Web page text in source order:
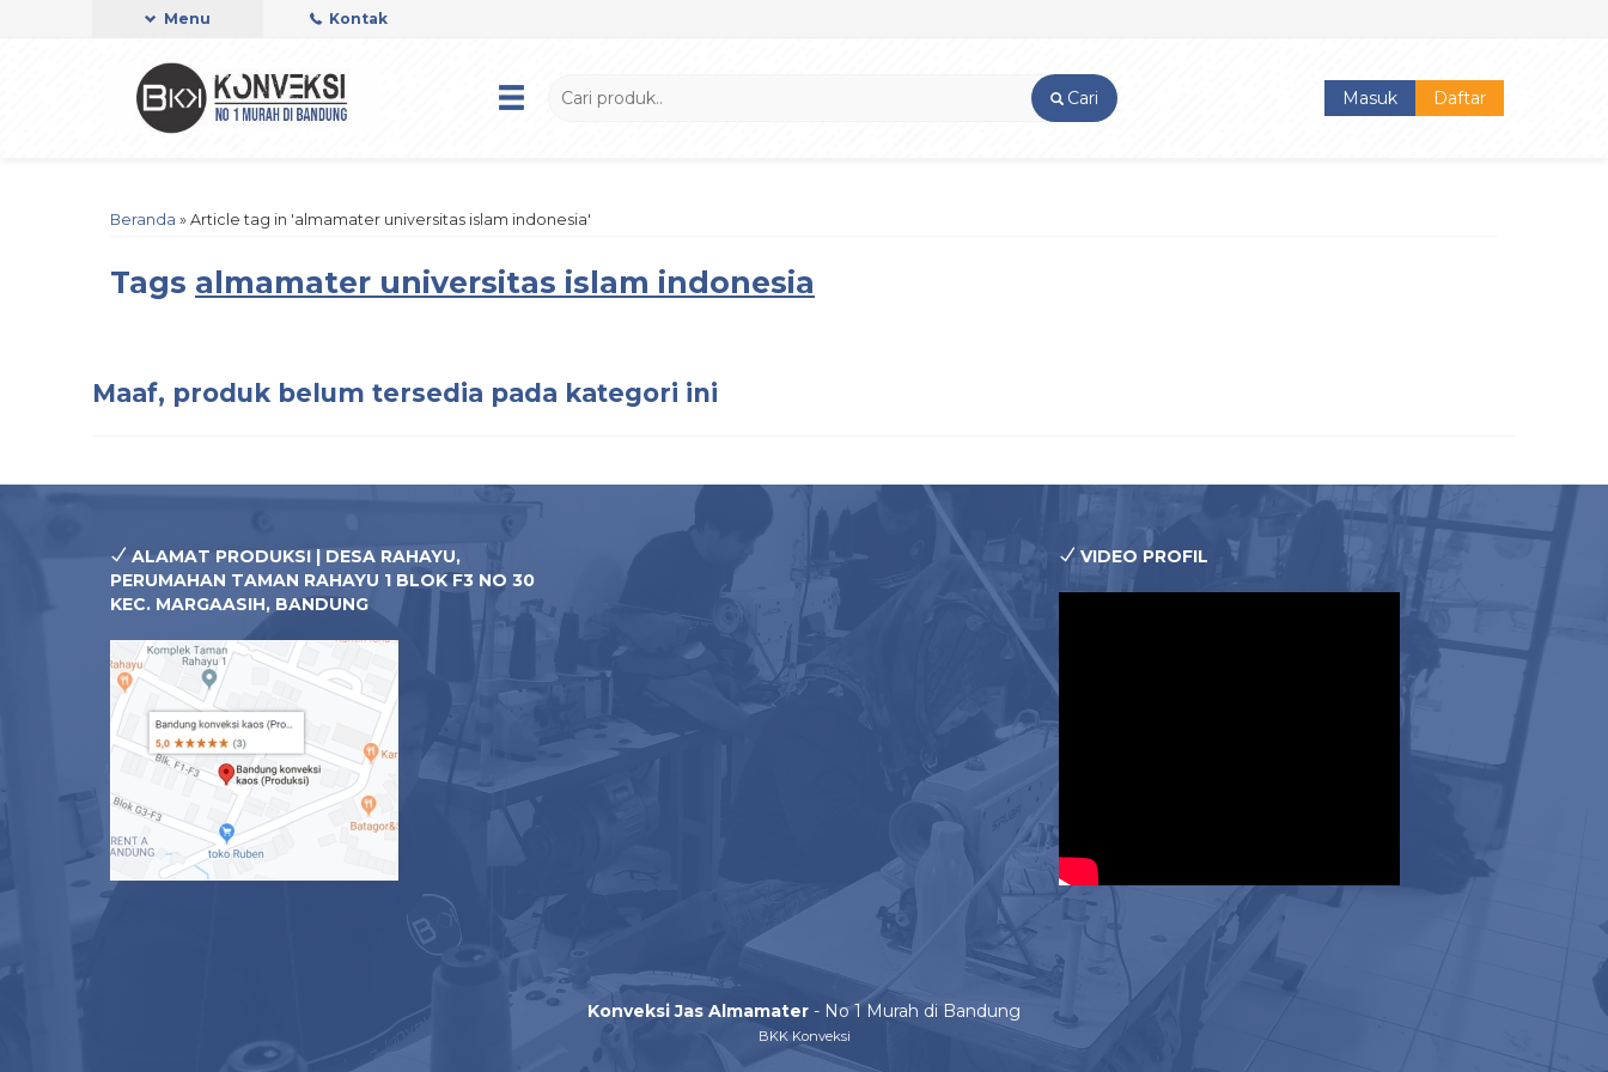
Menu Kontak
Cari Masuk Daftar
Beranda » Article tag in 'almamater universitas islam indonesia'
Tags almamater universitas islam indonesia
Maaf, produk belum tersedia pada kategori ini
ALAMAT PRODUKSI | DESA RAHAYU,
PERUMAHAN TAMAN RAHAYU 1 BLOK F3 NO 30
KEC. MARGAASIH, BANDUNG
VIDEO PROFIL
Konveksi Jas Almamater - No 1 Murah di Bandung
BKK Konveksi